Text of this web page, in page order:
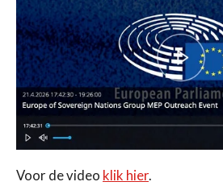
Voor de video klik hier.